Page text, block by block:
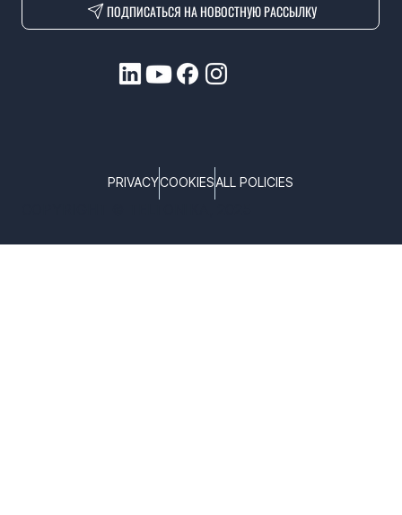
ПОДПИСАТЬСЯ НА НОВОСТНУЮ РАССЫЛКУ
PRIVACYCOOKIESALL POLICIES